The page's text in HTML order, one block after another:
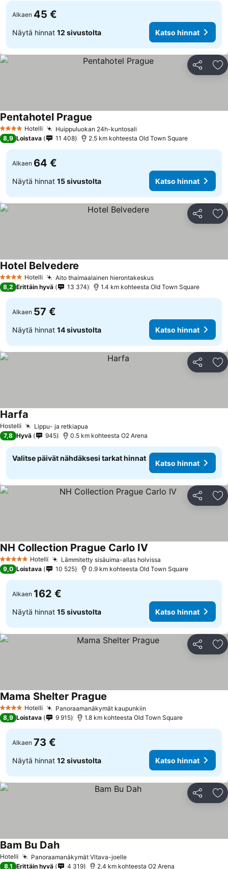
Alkaen 45 €
Näytä hinnat 12 sivustolta Katso hinnat
Jaa
4 Tähtiluokitus
Hotelli Huippuluokan 24h-kuntosali
Pentahotel Prague
8,9 Loistava 11 408 2.5 km kohteesta Old Town Square
Alkaen 64 €
Näytä hinnat 15 sivustolta Katso hinnat
Jaa
4 Tähtiluokitus
Hotelli Aito thaimaalainen hierontakeskusKatso hinnat
Hotel Belvedere
8,2 Erittäin hyvä 13 374 1.4 km kohteesta Old Town Square
Alkaen 57 €
Näytä hinnat 14 sivustolta Katso hinnat
Jaa
Hostelli Lippu- ja retkiapua
Harfa
7,8 Hyvä 945 0.5 km kohteesta O2 Arena
Valitse päivät nähdäksesi tarkat hinnat
Katso hinnat
Jaa
5 Tähtiluokitus
Hotelli Lämmitetty sisäuima-allas holvissa
NH Collection Prague Carlo IV
9,0 Loistava 10 525 0.9 km kohteesta Old Town Square
Alkaen 162 €
Näytä hinnat 15 sivustolta Katso hinnat
Jaa
4 Tähtiluokitus
Hotelli Panoraamanäkymät kaupunkiin
Mama Shelter Prague
8,9 Loistava 9 915 1.8 km kohteesta Old Town Square
Alkaen 73 €
Näytä hinnat 12 sivustolta Katso hinnat
Jaa
Hotelli Panoraamanäkymät Vltava-joelleKatso hinnat
Bam Bu DahKatso hinnat
8,1 Erittäin hyvä 4 319 2.4 km kohteesta O2 Arena